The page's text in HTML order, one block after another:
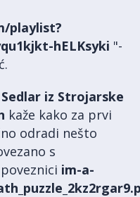
playlist?
hELKsyki "-
iz Strojarske
kaže kako za prvi
odradi nešto
s
im-a-